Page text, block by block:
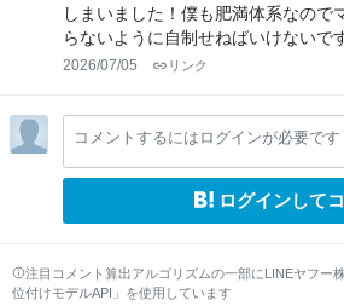
しまいました！僕も肥満体系なので
らないように自制せねばいけないで
2026/07/05 リンク
コメントするにはログインが必要です
ログインして
注目コメント算出アルゴリズムの一部にLINEヤフー
位付けモデルAPI」を使用しています